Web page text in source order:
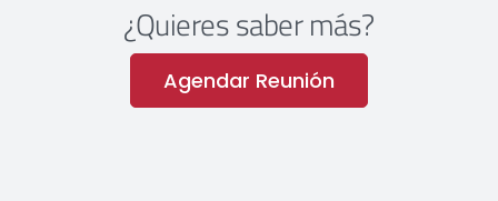
¿Quieres saber más?
Agendar Reunión